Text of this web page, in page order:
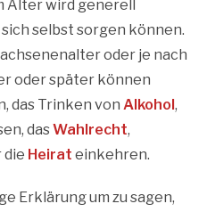
Alter wird generell
selbst sorgen können.
oder je nach
oder später können
das Trinken von Alkohol,
dasWahlrecht,
die Heirat einkehren.
Erklärung um zu sagen,